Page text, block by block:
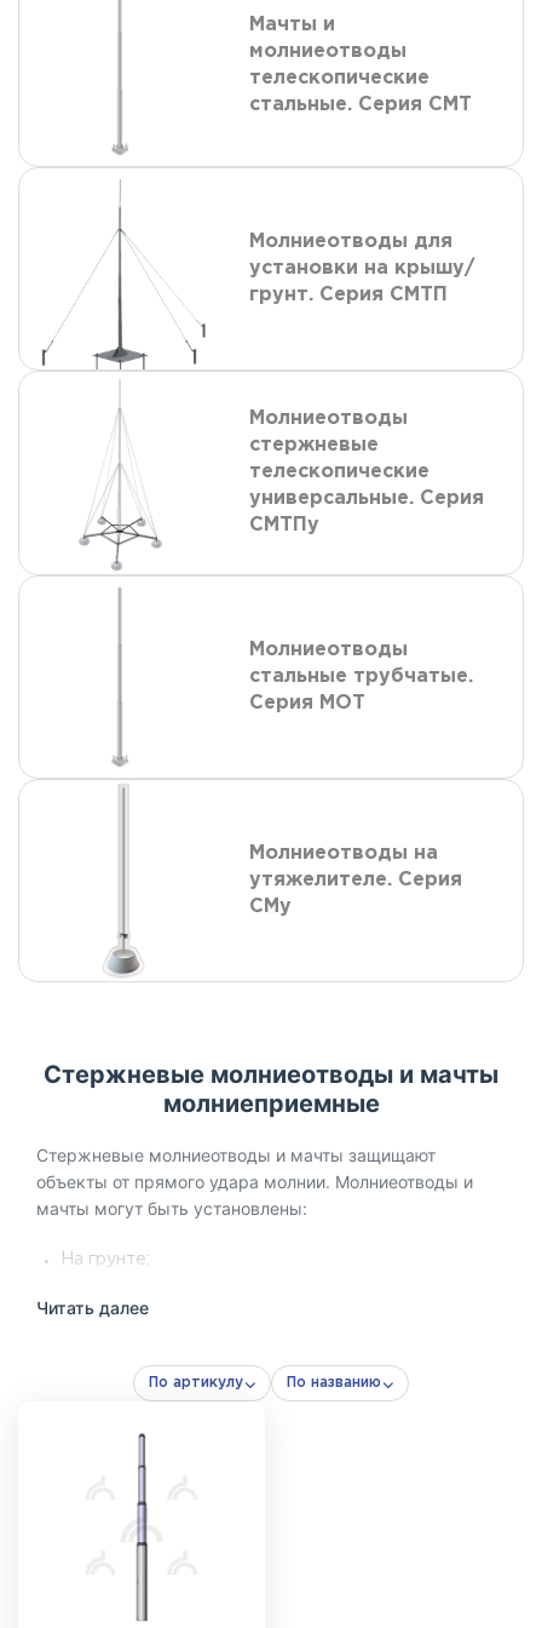
Мачты и
молниеотводы
телескопические
стальные. Серия СМТ
Молниеотводы для
установки на крышу/
грунт. Серия СМТП
Молниеотводы
стержневые
телескопические
универсальные. Серия
СМТПу
Молниеотводы
стальные трубчатые.
Серия МОТ
Молниеотводы на
утяжелителе. Серия
СМу
Стержневые молниеотводы и мачты
молниеприемные
Стержневые молниеотводы и мачты защищают
объекты от прямого удара молнии. Молниеотводы и
мачты могут быть установлены:
На грунте;
На фасаде здания.
(элементы заземления в состав молниеотвода не
Читать далее
По артикулу По названию